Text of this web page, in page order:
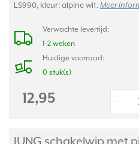
LS990, kleur: alpine wit. Meer
Verwachte levertijd:
1-2 weken
Huidige voorraad:
0 stuk(s)
12,95 -
JUNG schakelwip met